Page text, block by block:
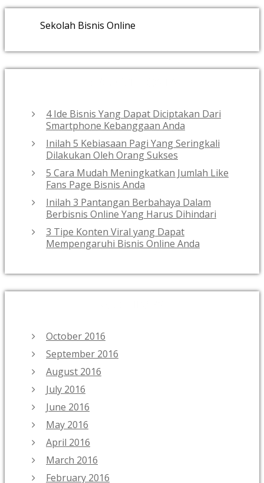
Sekolah Bisnis Online
4 Ide Bisnis Yang Dapat Diciptakan Dari
Smartphone Kebanggaan Anda
Inilah 5 Kebiasaan Pagi Yang Seringkali
Dilakukan Oleh Orang Sukses
5 Cara Mudah Meningkatkan Jumlah Like
Fans Page Bisnis Anda
Inilah 3 Pantangan Berbahaya Dalam
Berbisnis Online Yang Harus Dihindari
3 Tipe Konten Viral yang Dapat
Mempengaruhi Bisnis Online Anda
October 2016
September 2016
August 2016
July 2016
June 2016
May 2016
April 2016
March 2016
February 2016